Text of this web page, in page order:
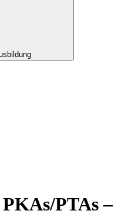
PTAs –